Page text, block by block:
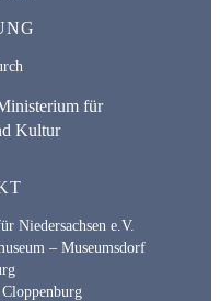
Niedersachsen e.V.
– Museumsdorf